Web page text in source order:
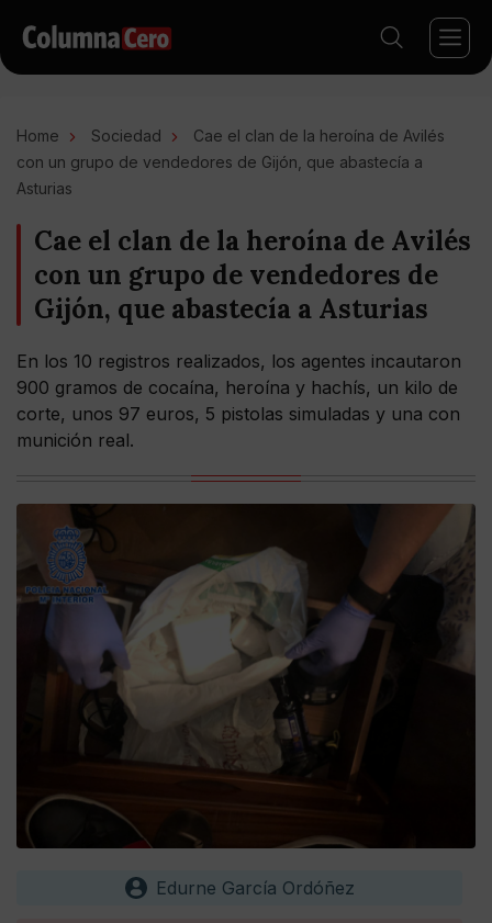
Home Sociedad
Cae el clan de la heroína de Avilés
con un grupo de vendedores de Gijón, que abastecía a
Asturias
Cae el clan de la heroína de Avilés
con un grupo de vendedores de
Gijón, que abastecía a Asturias
En los 10 registros realizados, los agentes incautaron
900 gramos de cocaína, heroína y hachís, un kilo de
corte, unos 97 euros, 5 pistolas simuladas y una con
munición real.
Edurne García Ordóñez